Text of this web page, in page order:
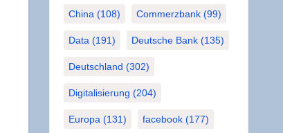
China (108) Commerzbank(99)
Data (191) Deutsche Bank(135)
Deutschland (302)
Digitalisierung (204)
Europa (131) facebook(177)